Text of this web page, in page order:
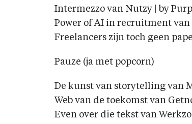
Intermezzo van Nutzy | by
Power of AI in recruitment van
Freelancers zijn toch geen
Pauze (ja met popcorn)
De kunst van storytelling van
Web van de toekomst van
Even over die tekst van